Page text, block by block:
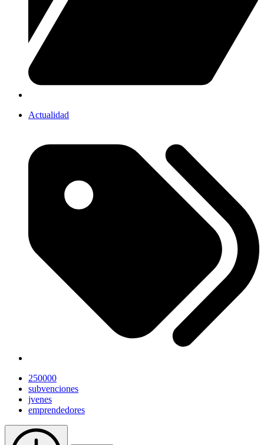
Actualidad
250000
subvenciones
jvenes
emprendedores